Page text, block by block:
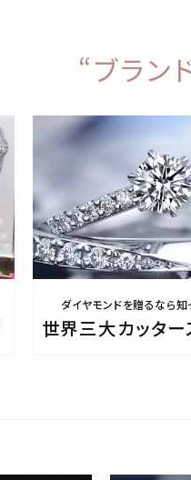
“ブラン
ダイヤモンドを贈るなら知
世界三大カッター